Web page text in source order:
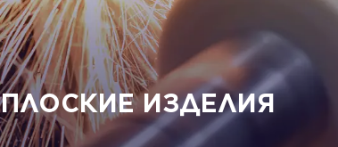
ПЛОСКИЕ ИЗДЕЛИЯ